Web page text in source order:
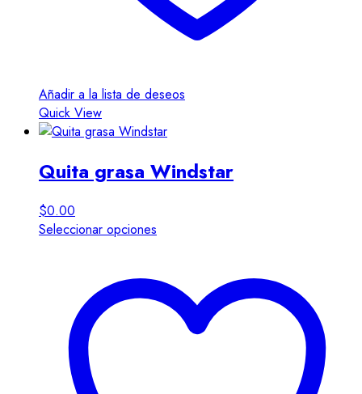
Añadir a la lista de deseos
Quick View
Quita grasa Windstar
$0.00
Seleccionar opciones
múltiples
variantes.
opciones